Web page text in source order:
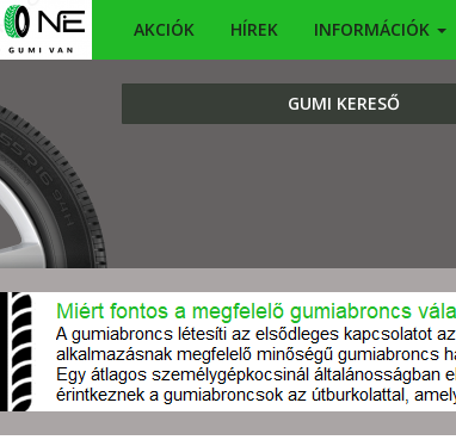
AKCIÓK HÍREK INFORMÁCIÓK
GUMI KERESŐ